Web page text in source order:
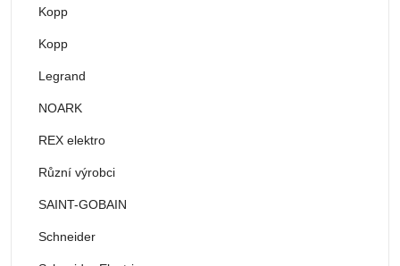
Kopp
Kopp
Legrand
NOARK
REX elektro
Různí výrobci
SAINT-GOBAIN
Schneider